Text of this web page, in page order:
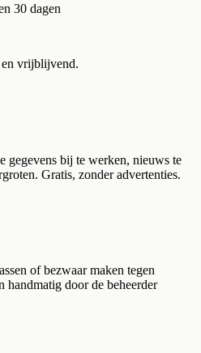
30 dagen
vrijblijvend.
gegevens bij te werken, nieuws te
Gratis, zonder advertenties.
of bezwaar maken tegen
handmatig door de beheerder